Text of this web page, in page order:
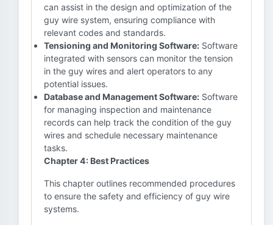
can assist in the design and optimization of the
guy wire system, ensuring compliance with
relevant codes and standards.
Tensioning and Monitoring Software: Software
integrated with sensors can monitor the tension
in the guy wires and alert operators to any
potential issues.
Database and Management Software: Software
for managing inspection and maintenance
records can help track the condition of the guy
wires and schedule necessary maintenance
tasks.
Chapter 4: Best Practices
This chapter outlines recommended procedures
to ensure the safety and efficiency of guy wire
systems.